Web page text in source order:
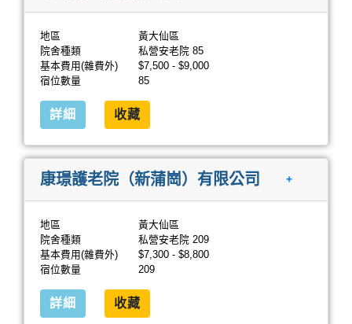
地區
黃大仙區
院舍種類
私營安老院 85
基本費用(雜費外)
$7,500 - $9,000
宿位數量
85
詳細 收藏
康璟護老院（新蒲崗）有限公司 +
地區
黃大仙區
院舍種類
私營安老院 209
基本費用(雜費外)
$7,300 - $8,800
宿位數量
209
詳細 收藏